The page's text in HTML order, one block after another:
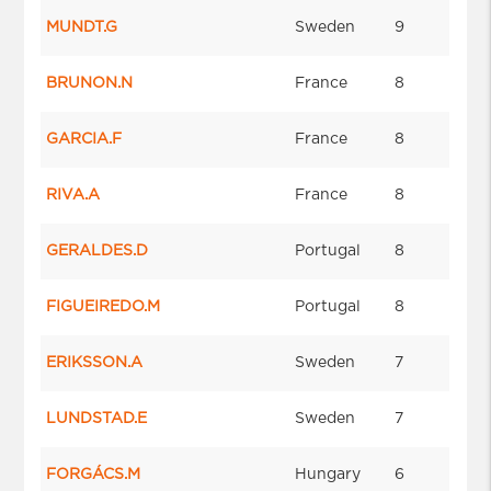
MUNDT.G Sweden 9
BRUNON.N France 8
GARCIA.F France 8
RIVA.A France 8
GERALDES.D Portugal 8
FIGUEIREDO.M Portugal 8
ERIKSSON.A Sweden 7
LUNDSTAD.E Sweden 7
FORGÁCS.M Hungary 6